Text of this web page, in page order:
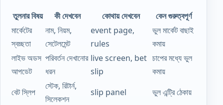
তুলনার বিষয়
কী দেখবেন কোথায় দেখবেন
কেন গুরুত্বপূর্ণ
মার্কেটের
স্বচ্ছতা
নাম, নিয়ম,
সেটেলমেন্ট
event page,
rules
ভুল মার্কেট বাছাই
কমায়
লাইভ অডস
আপডেট
পরিবর্তন দেখানোর
ধরন
live screen, bet
slip
চাপের মধ্যে ভুল
কমায়
বেট স্লিপ
স্টেক, রিটার্ন,
সিলেকশন
slip panel ভুল এন্ট্রি ঠেকায়